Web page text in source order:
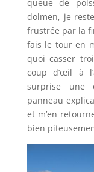
queue de
dolmen, je
frustrée par la
fais le tour en
quoi casser
coup d’œil à
surprise une
panneau
et m’en
bien